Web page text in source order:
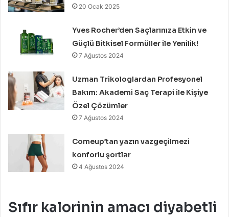
20 Ocak 2025
Yves Rocher’den Saçlarınıza Etkin ve
Güçlü Bitkisel Formüller ile Yenilik!
7 Ağustos 2024
Uzman Trikologlardan Profesyonel
Bakım: Akademi Saç Terapi ile Kişiye
Özel Çözümler
7 Ağustos 2024
Comeup’tan yazın vazgeçilmezi
konforlu şortlar
4 Ağustos 2024
Sıfır kalorinin amacı diyabetli